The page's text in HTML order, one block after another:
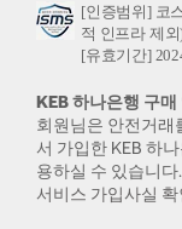
[인증범위] 코
적 인프라 제외
[유효기간]
KEB 하나은행 구
회원님은 안전거래
서 가입한 KEB 하
용하실 수 있습니다.
서비스 가입사실 확